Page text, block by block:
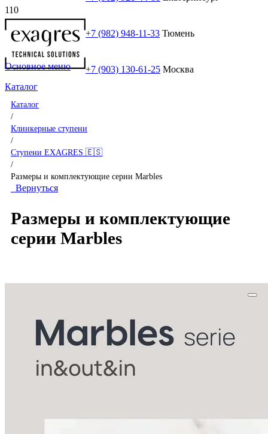
+7 (982) 948-11-33 Тюмень
+7 (903) 130-61-25 Москва
Основное меню
Каталог
Каталог
/
Клинкерные ступени
/
Ступени EXAGRES 🇪🇸
/
Размеры и комплектующие серии Marbles
Вернуться
Размеры и комплектующие
серии Marbles